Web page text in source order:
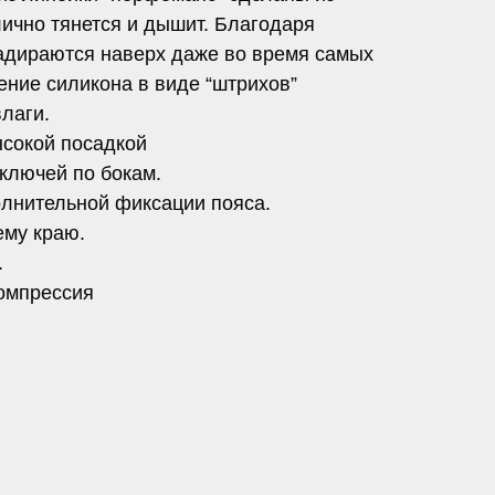
тянется и дышит. Благодаря
наверх даже во время самых
силикона в виде “штрихов”
посадкой
по бокам.
фиксации пояса.
краю.